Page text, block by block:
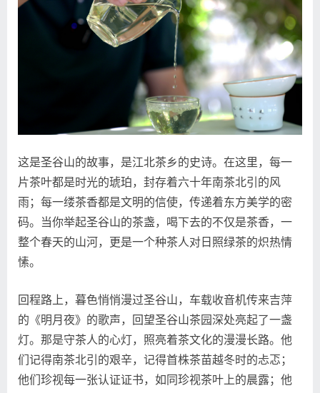
这是圣谷山的故事，是江北茶乡的史诗。在这里，每一
片茶叶都是时光的琥珀，封存着六十年南茶北引的风
雨；每一缕茶香都是文明的信使，传递着东方美学的密
码。当你举起圣谷山的茶盏，喝下去的不仅是茶香，一
整个春天的山河，更是一个种茶人对日照绿茶的炽热情
愫。
回程路上，暮色悄悄漫过圣谷山，车载收音机传来吉萍
的《明月夜》的歌声，回望圣谷山茶园深处亮起了一盏
灯。那是守茶人的心灯，照亮着茶文化的漫漫长路。他
们记得南茶北引的艰辛，记得首株茶苗越冬时的忐忑；
他们珍视每一张认证证书，如同珍视茶叶上的晨露；他